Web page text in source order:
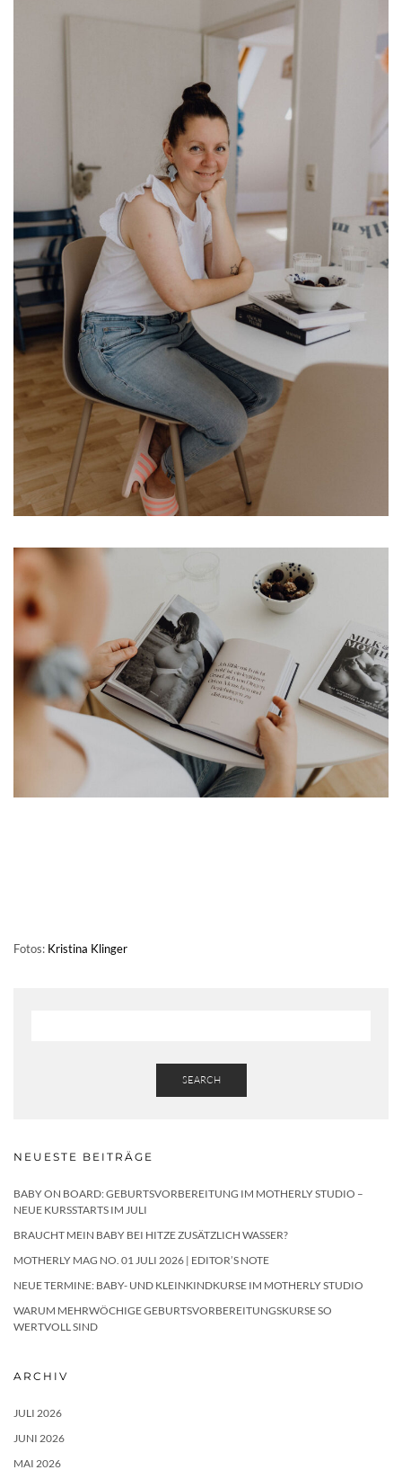
Fotos: Kristina Klinger
SEARCH
NEUESTE BEITRÄGE
BABY ON BOARD: GEBURTSVORBEREITUNG IM MOTHERLY STUDIO –
NEUE KURSSTARTS IM JULI
BRAUCHT MEIN BABY BEI HITZE ZUSÄTZLICH WASSER?
MOTHERLY MAG NO. 01 JULI 2026 | EDITOR’S NOTE
NEUE TERMINE: BABY- UND KLEINKINDKURSE IM MOTHERLY STUDIO
WARUM MEHRWÖCHIGE GEBURTSVORBEREITUNGSKURSE SO
WERTVOLL SIND
ARCHIV
JULI 2026
JUNI 2026
MAI 2026